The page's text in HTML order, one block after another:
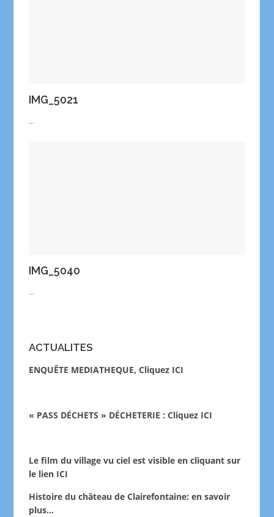
IMG_5021
...
IMG_5040
...
ACTUALITES
ENQUÊTE MEDIATHEQUE, Cliquez ICI
« PASS DÉCHETS » DÉCHETERIE : Cliquez ICI
Le film du village vu ciel est visible en cliquant sur
le lien ICI
Histoire du château de Clairefontaine: en savoir
plus…